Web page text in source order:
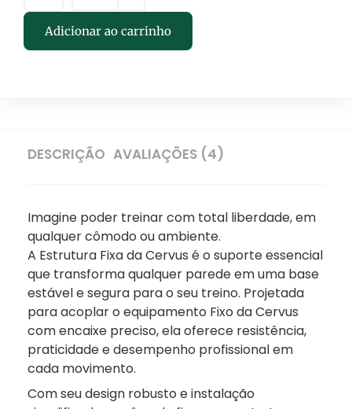
Adicionar ao carrinho
DESCRIÇÃO AVALIAÇÕES (4)
Imagine poder treinar com total liberdade, em
qualquer cômodo ou ambiente.
A Estrutura Fixa da Cervus é o suporte essencial
que transforma qualquer parede em uma base
estável e segura para o seu treino. Projetada
para acoplar o equipamento Fixo da Cervus
com encaixe preciso, ela oferece resistência,
praticidade e desempenho profissional em
cada movimento.
Com seu design robusto e instalação